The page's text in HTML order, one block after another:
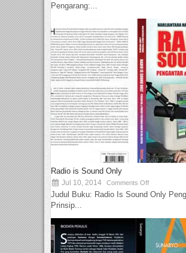
Pengarang:...
Radio is Sound Only
Jul 10, 2014 Comments Off
Judul Buku: Radio Is Sound Only
Prinsip...